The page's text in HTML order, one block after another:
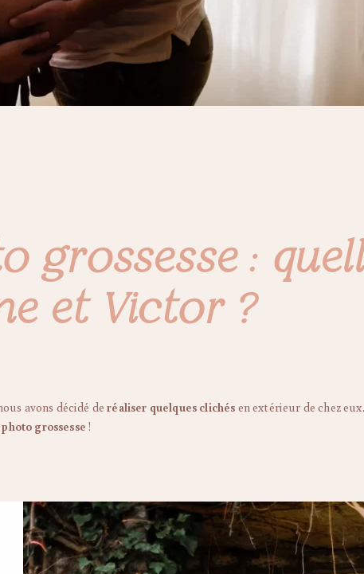
grossesse :
et Victor ?
avons décidé deréaliser quelques clichés en extérieur de chez
grossesse !